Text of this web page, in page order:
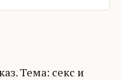
Тема: секс и